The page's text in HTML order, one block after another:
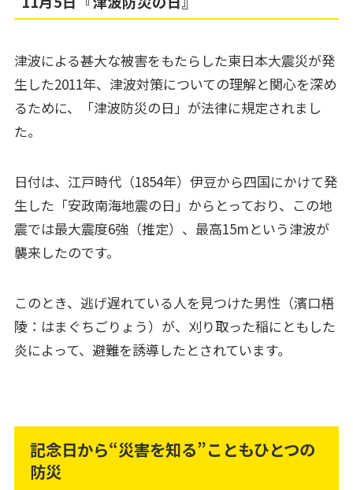
津波による甚大な被害をもたらした東日本大震災が発
生した2011年、津波対策についての理解と関心を深め
るために、「津波防災の日」が法律に規定されまし
た。
日付は、江戸時代（1854年）伊豆から四国にかけて発
生した「安政南海地震の日」からとっており、この地
震では最大震度6強（推定）、最高15mという津波が
襲来したのです。
このとき、逃げ遅れている人を見つけた男性（濱口梧
陵：はまぐちごりょう）が、刈り取った稲にともした
炎によって、避難を誘導したとされています。
記念日から“災害を知る”こともひとつの
防災